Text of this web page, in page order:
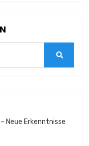
Neue Erkenntnisse